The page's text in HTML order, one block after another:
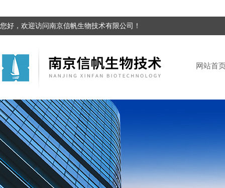
您好，欢迎访问南京信帆生物技术有限公司！
网站首